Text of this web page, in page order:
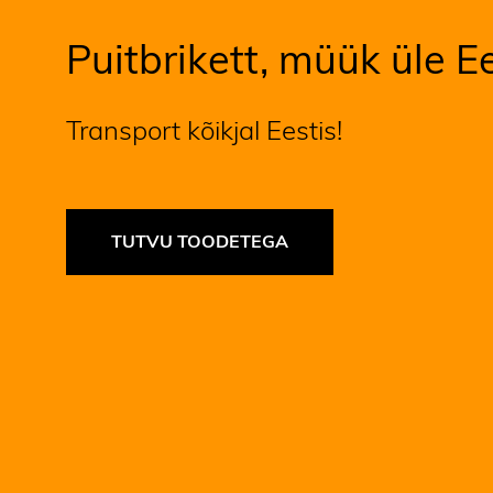
Puitbrikett, müük üle
Transport kõikjal Eestis!
TUTVU TOODETEGA